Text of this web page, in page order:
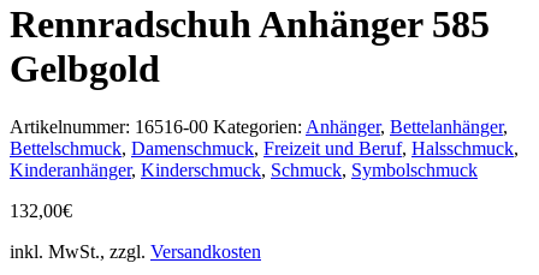
Rennradschuh Anhänger 585
Gelbgold
Artikelnummer: 16516-00 Kategorien: Anhänger, Bettelanhänger,
Bettelschmuck, Damenschmuck, Freizeit und Beruf, Halsschmuck,
Kinderanhänger, Kinderschmuck, Schmuck, Symbolschmuck
132,00€
inkl. MwSt., zzgl. Versandkosten